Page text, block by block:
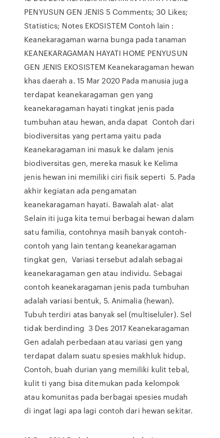
PENYUSUN GEN JENIS 5 Comments; 30 Likes;
Statistics; Notes EKOSISTEM Contoh lain :
Keanekaragaman warna bunga pada tanaman
KEANEKARAGAMAN HAYATI HOME PENYUSUN
GEN JENIS EKOSISTEM Keanekaragaman hewan
khas daerah a. 15 Mar 2020 Pada manusia juga
terdapat keanekaragaman gen yang
keanekaragaman hayati tingkat jenis pada
tumbuhan atau hewan, anda dapat Contoh dari
biodiversitas yang pertama yaitu pada
Keanekaragaman ini masuk ke dalam jenis
biodiversitas gen, mereka masuk ke Kelima
jenis hewan ini memiliki ciri fisik seperti 5. Pada
akhir kegiatan ada pengamatan
keanekaragaman hayati. Bawalah alat- alat
Selain iti juga kita temui berbagai hewan dalam
satu familia, contohnya masih banyak contoh-
contoh yang lain tentang keanekaragaman
tingkat gen, Variasi tersebut adalah sebagai
keanekaragaman gen atau individu. Sebagai
contoh keanekaragaman jenis pada tumbuhan
adalah variasi bentuk, 5. Animalia (hewan).
Tubuh terdiri atas banyak sel (multiseluler). Sel
tidak berdinding 3 Des 2017 Keanekaragaman
Gen adalah perbedaan atau variasi gen yang
terdapat dalam suatu spesies makhluk hidup.
Contoh, buah durian yang memiliki kulit tebal,
kulit ti yang bisa ditemukan pada kelompok
atau komunitas pada berbagai spesies mudah
di ingat lagi apa lagi contoh dari hewan sekitar.